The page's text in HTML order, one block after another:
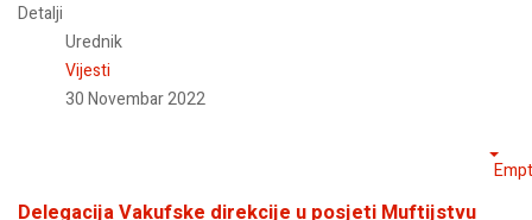
Detalji
Urednik
Vijesti
30 Novembar 2022
Delegacija Vakufske direkcije u posjeti Muftijstvu